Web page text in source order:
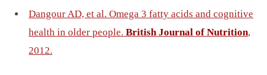
Dangour AD, et al. Omega 3 fatty acids and cognitive
health in older people. British Journal of Nutrition,
2012.